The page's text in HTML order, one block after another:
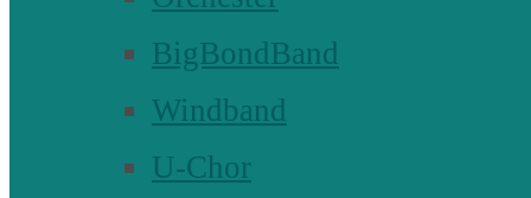
BigBondBand
Windband
U-Chor